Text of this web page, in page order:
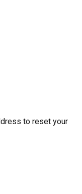
to reset your